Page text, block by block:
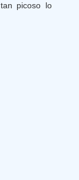
picoso lo